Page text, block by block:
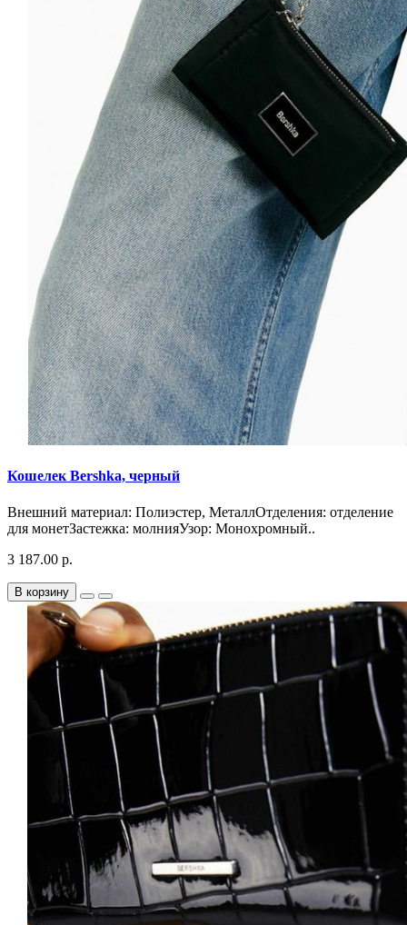
Кошелек Bershka, черный
Внешний материал: Полиэстер, МеталлОтделения: отделение
для монетЗастежка: молнияУзор: Монохромный..
3 187.00 р.
В корзину